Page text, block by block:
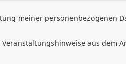
meiner personenbezogenen
aus dem